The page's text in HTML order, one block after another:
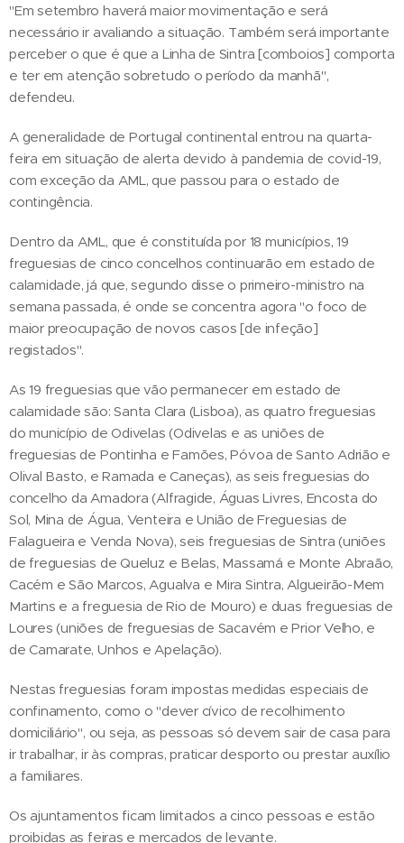
"Em setembro haverá maior movimentação e será
necessário ir avaliando a situação. Também será importante
perceber o que é que a Linha de Sintra [comboios] comporta
e ter em atenção sobretudo o período da manhã",
defendeu.
A generalidade de Portugal continental entrou na quarta-
feira em situação de alerta devido à pandemia de covid-19,
com exceção da AML, que passou para o estado de
contingência.
Dentro da AML, que é constituída por 18 municípios, 19
freguesias de cinco concelhos continuarão em estado de
calamidade, já que, segundo disse o primeiro-ministro na
semana passada, é onde se concentra agora "o foco de
maior preocupação de novos casos [de infeção]
registados".
As 19 freguesias que vão permanecer em estado de
calamidade são: Santa Clara (Lisboa), as quatro freguesias
do município de Odivelas (Odivelas e as uniões de
freguesias de Pontinha e Famões, Póvoa de Santo Adrião e
Olival Basto, e Ramada e Caneças), as seis freguesias do
concelho da Amadora (Alfragide, Águas Livres, Encosta do
Sol, Mina de Água, Venteira e União de Freguesias de
Falagueira e Venda Nova), seis freguesias de Sintra (uniões
de freguesias de Queluz e Belas, Massamá e Monte Abraão,
Cacém e São Marcos, Agualva e Mira Sintra, Algueirão-Mem
Martins e a freguesia de Rio de Mouro) e duas freguesias de
Loures (uniões de freguesias de Sacavém e Prior Velho, e
de Camarate, Unhos e Apelação).
Nestas freguesias foram impostas medidas especiais de
confinamento, como o "dever cívico de recolhimento
domiciliário", ou seja, as pessoas só devem sair de casa para
ir trabalhar, ir às compras, praticar desporto ou prestar auxílio
a familiares.
Os ajuntamentos ficam limitados a cinco pessoas e estão
proibidas as feiras e mercados de levante.